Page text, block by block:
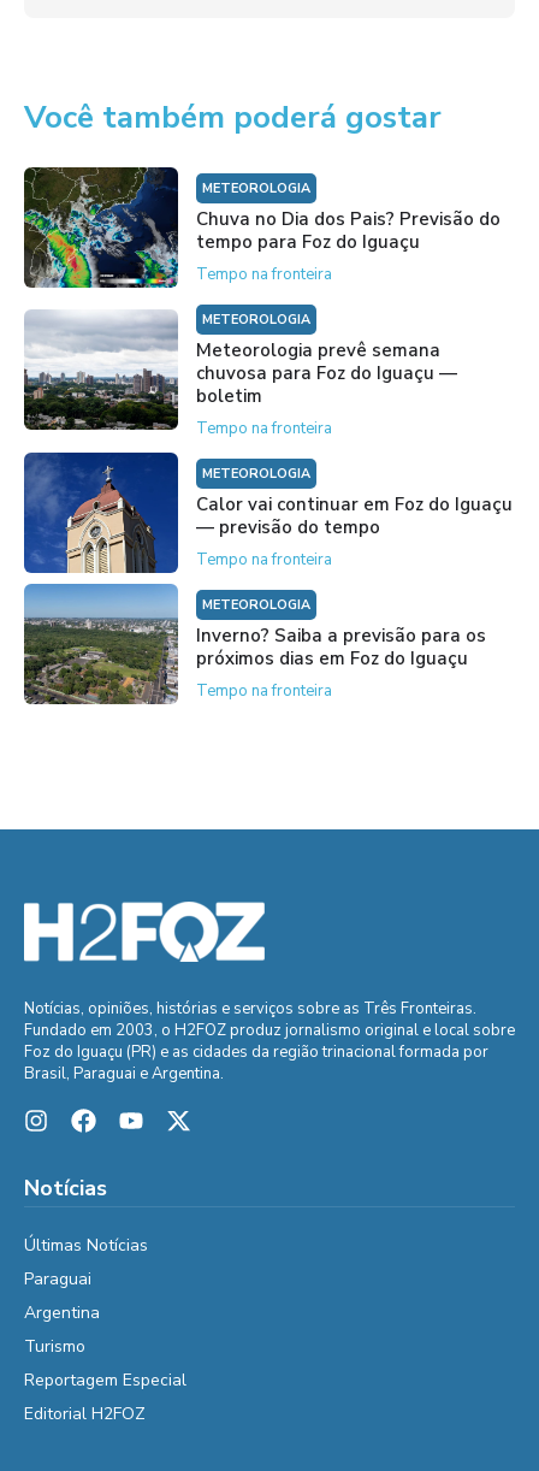
Você também poderá gostar
METEOROLOGIA
Chuva no Dia dos Pais? Previsão do
tempo para Foz do Iguaçu
Tempo na fronteira
METEOROLOGIA
Meteorologia prevê semana
chuvosa para Foz do Iguaçu —
boletim
Tempo na fronteira
METEOROLOGIA
Calor vai continuar em Foz do Iguaçu
— previsão do tempo
Tempo na fronteira
METEOROLOGIA
Inverno? Saiba a previsão para os
próximos dias em Foz do Iguaçu
Tempo na fronteira
Notícias, opiniões, histórias e serviços sobre as Três Fronteiras.
Fundado em 2003, o H2FOZ produz jornalismo original e local sobre
Foz do Iguaçu (PR) e as cidades da região trinacional formada por
Brasil, Paraguai e Argentina.
Notícias
Últimas Notícias
Paraguai
Argentina
Turismo
Reportagem Especial
Editorial H2FOZ